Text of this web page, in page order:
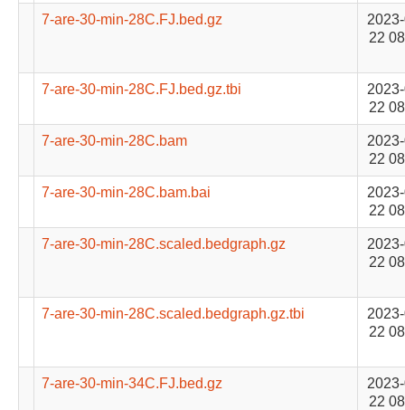
7-are-30-min-28C.FJ.bed.gz
22
7-are-30-min-28C.FJ.bed.gz.tbi
22
7-are-30-min-28C.bam
22
7-are-30-min-28C.bam.bai
22
7-are-30-min-28C.scaled.bedgraph.gz
22
7-are-30-min-28C.scaled.bedgraph.gz.tbi
22
7-are-30-min-34C.FJ.bed.gz
22